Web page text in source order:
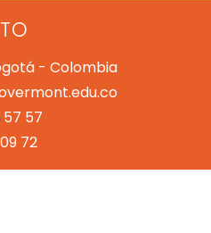
- Colombia
57 57
72